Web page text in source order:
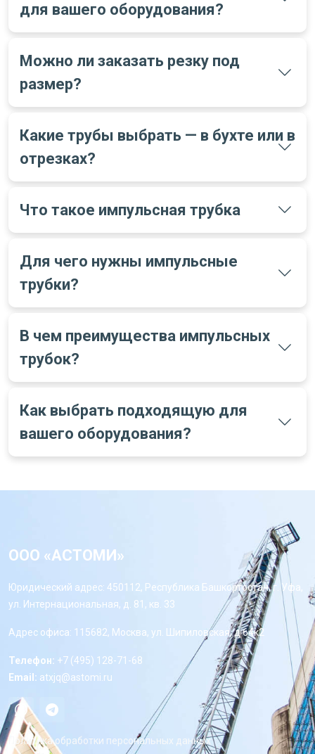
для вашего оборудования?
Можно ли заказать резку под
размер?
Какие трубы выбрать — в бухте или в
отрезках?
Что такое импульсная трубка
Для чего нужны импульсные
трубки?
В чем преимущества импульсных
трубок?
Как выбрать подходящую для
вашего оборудования?
ООО «АСТОМИ»
Юридический адрес: 450112, Республика Башкортостан, г. Уфа,
ул. Интернациональная, д. 81, кв. 33
Адрес офиса: 115682, Москва, ул. Шипиловская, д 64к2
Телефон: +7 (495) 128-71-68
Email: atxjq@astomi.ru
Политика обработки персональных данных